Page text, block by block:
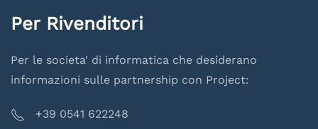
Per Rivenditori
Per le societa' di informatica che desiderano
informazioni sulle partnership con Project:
+39 0541 622248